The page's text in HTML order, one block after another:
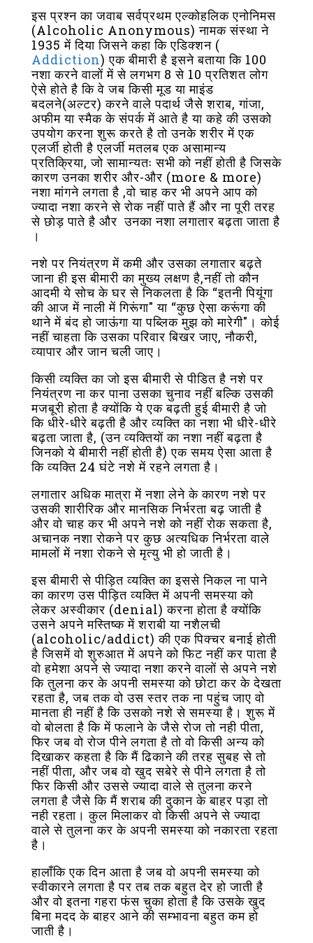
इस प्रश्न का जवाब सर्वप्रथम एल्कोहलिक एनोनिमस
(Alcoholic Anonymous) नामक संस्था ने
1935 में दिया जिसने कहा कि एडिक्शन (
Addiction) एक बीमारी है इसने बताया कि 100
नशा करने वालों में से लगभग 8 से 10 प्रतिशत लोग
ऐसे होते है कि वे जब किसी मूड या माइंड
बदलने(अल्टर) करने वाले पदार्थ जैसे शराब, गांजा,
अफीम या स्मैक के संपर्क में आते है या कहे की उसको
उपयोग करना शुरू करते है तो उनके शरीर में एक
एलर्जी होती है एलर्जी मतलब एक असामान्य
प्रतिक्रिया, जो सामान्यतः सभी को नहीं होती है जिसके
कारण उनका शरीर और-और (more & more)
नशा मांगने लगता है ,वो चाह कर भी अपने आप को
ज्यादा नशा करने से रोक नहीं पाते हैं और ना पूरी तरह
से छोड़ पाते है और उनका नशा लगातार बढ़ता जाता है
।
नशे पर नियंत्रण में कमी और उसका लगातार बढ़ते
जाना ही इस बीमारी का मुख्य लक्षण है,नहीं तो कौन
आदमी ये सोच के घर से निकलता है कि “इतनी पियूंगा
की आज में नाली में गिरूंगा" या “कुछ ऐसा करूंगा की
थाने में बंद हो जाऊंगा या पब्लिक मुझ को मारेगी"। कोई
नहीं चाहता कि उसका परिवार बिखर जाए, नौकरी,
व्यापार और जान चली जाए।
किसी व्यक्ति का जो इस बीमारी से पीडित है नशे पर
नियंत्रण ना कर पाना उसका चुनाव नहीं बल्कि उसकी
मजबूरी होता है क्योंकि ये एक बढ़ती हुई बीमारी है जो
कि धीरे-धीरे बढ़ती है और व्यक्ति का नशा भी धीरे-धीरे
बढ़ता जाता है, (उन व्यक्तियों का नशा नहीं बढ़ता है
जिनको ये बीमारी नहीं होती है) एक समय ऐसा आता है
कि व्यक्ति 24 घंटे नशे में रहने लगता है।
लगातार अधिक मात्रा में नशा लेने के कारण नशे पर
उसकी शारीरिक और मानसिक निर्भरता बढ़ जाती है
और वो चाह कर भी अपने नशे को नहीं रोक सकता है,
अचानक नशा रोकने पर कुछ अत्यधिक निर्भरता वाले
मामलों में नशा रोकने से मृत्यु भी हो जाती है।
इस बीमारी से पीड़ित व्यक्ति का इससे निकल ना पाने
का कारण उस पीड़ित व्यक्ति में अपनी समस्या को
लेकर अस्वीकार (denial) करना होता है क्योंकि
उसने अपने मस्तिष्क में शराबी या नशैलची
(alcoholic/addict) की एक पिक्चर बनाई होती
है जिसमें वो शुरुआत में अपने को फिट नहीं कर पाता है
वो हमेशा अपने से ज्यादा नशा करने वालों से अपने नशे
कि तुलना कर के अपनी समस्या को छोटा कर के देखता
रहता है, जब तक वो उस स्तर तक ना पहुंच जाए वो
मानता ही नहीं है कि उसको नशे से समस्या है। शुरू में
वो बोलता है कि में फलाने के जैसे रोज तो नही पीता,
फिर जब वो रोज पीने लगता है तो वो किसी अन्य को
दिखाकर कहता है कि मैं ढिकाने की तरह सुबह से तो
नहीं पीता, और जब वो खुद सबेरे से पीने लगता है तो
फिर किसी और उससे ज्यादा वाले से तुलना करने
लगता है जैसे कि मैं शराब की दुकान के बाहर पड़ा तो
नही रहता। कुल मिलाकर वो किसी अपने से ज्यादा
वाले से तुलना कर के अपनी समस्या को नकारता रहता
है।
हालाँकि एक दिन आता है जब वो अपनी समस्या को
स्वीकारने लगता है पर तब तक बहुत देर हो जाती है
और वो इतना गहरा फंस चुका होता है कि उसके खुद
बिना मदद के बाहर आने की सम्भावना बहुत कम हो
जाती है।